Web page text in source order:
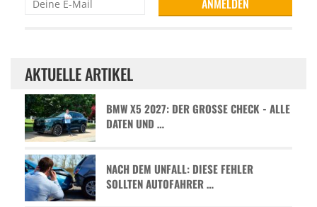
AKTUELLE ARTIKEL
BMW X5 2027: DER GROSSE CHECK - ALLE D
ATEN UND …
NACH DEM UNFALL: DIESE FEHLER
SOLLTEN AUTOFAHRER …